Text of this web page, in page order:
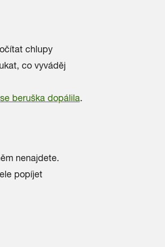
chlupy
co vyváděj
beruška dopálila.
nenajdete.
popíjet